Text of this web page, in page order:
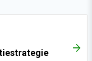
ARROW_FORWARD